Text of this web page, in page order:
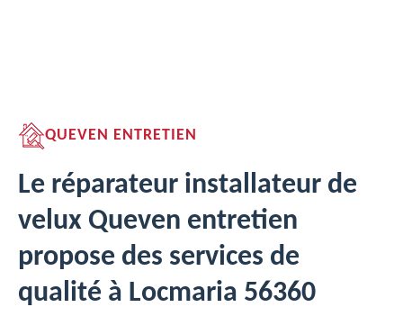
QUEVEN ENTRETIEN
Le réparateur installateur de
velux Queven entretien
propose des services de
qualité à Locmaria 56360